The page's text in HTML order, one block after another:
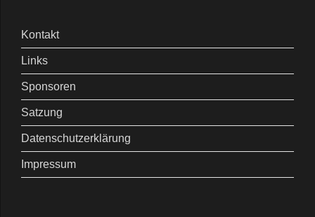
Kontakt
Links
Sponsoren
Satzung
Datenschutzerklärung
Impressum